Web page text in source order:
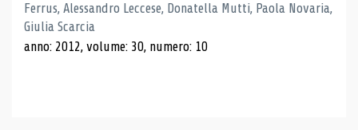
Ferrus, Alessandro Leccese, Donatella Mutti, Paola Novaria,
Giulia Scarcia
anno: 2012, volume: 30, numero: 10